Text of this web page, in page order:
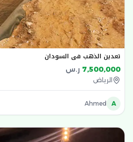
تعدين الذهب في السودان
7,500,000 ر.س
الرياض
A
Ahmed